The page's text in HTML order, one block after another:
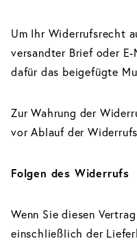
Um Ihr Widerrufsrecht
versandter Brief oder
dafür das beigefügte
Zur Wahrung der
vor Ablauf der
Folgen des Widerrufs
Wenn Sie diesen
einschließlich der